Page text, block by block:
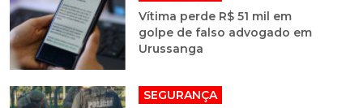
Vítima perde R$ 51 mil em
golpe de falso advogado em
Urussanga
SEGURANÇA